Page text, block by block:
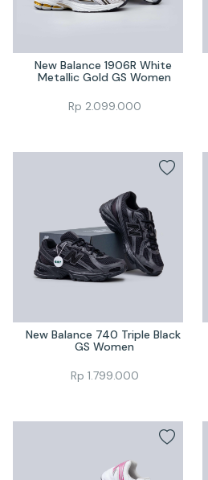
New Balance 1906R White
Metallic Gold GS Women
Rp 2.099.000
New Balance 740 Triple Black
GS Women
Rp 1.799.000